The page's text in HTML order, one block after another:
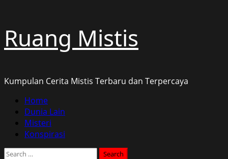
to
content
Ruang Mistis
Kumpulan Cerita Mistis Terbaru dan Terpercaya
Primary
Menu
Home
Dunia Lain
Misteri
Konspirasi
Search